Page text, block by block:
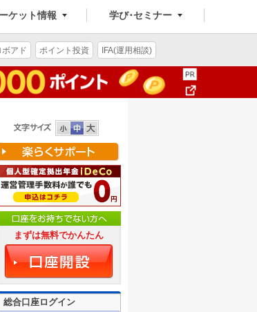
ケット情報 学び･セミナー
ボアド ポイント投資 IFA(運用相談)
まずは無料でかんたん
総合口座ログイン